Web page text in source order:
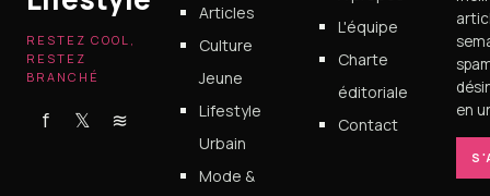
RESTEZ COOL,
RESTEZ
BRANCHÉ
f 𝕏 ≋
Articles
Culture
Jeune
Lifestyle
Urbain
Mode &
L'équipe
Charte
éditoriale
Contact
en